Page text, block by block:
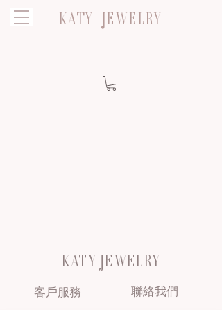
KATY JEWELRY
KATY JEWELRY
客戶服務 聯絡我們